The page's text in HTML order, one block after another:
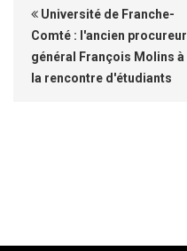
Université de Franche-
Comté : l'ancien procureur
général François Molins à
la rencontre d'étudiants